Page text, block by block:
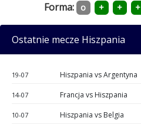
Forma: o + + +
Ostatnie mecze Hiszpania
19-07 Hiszpania vs Argentyna
14-07 Francja vs Hiszpania
10-07 Hiszpania vs Belgia